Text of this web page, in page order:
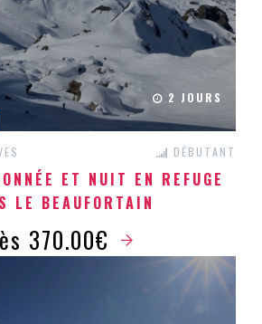
2 JOURS
DÉBUTANT
ET NUIT EN REFUGE
LE BEAUFORTAIN
370.00€